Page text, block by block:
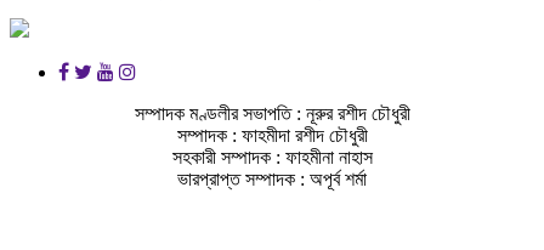
সম্পাদক মণ্ডলীর সভাপতি : নূরুর রশীদ চৌধুরী
সম্পাদক : ফাহমীদা রশীদ চৌধুরী
সহকারী সম্পাদক : ফাহমীনা নাহাস
ভারপ্রাপ্ত সম্পাদক : অপূর্ব শর্মা